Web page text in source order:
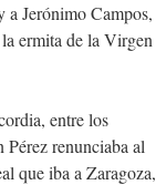
Jerónimo Campos,
ermita de la Virgen
entre los
Pérez renunciaba al
que iba a Zaragoza,